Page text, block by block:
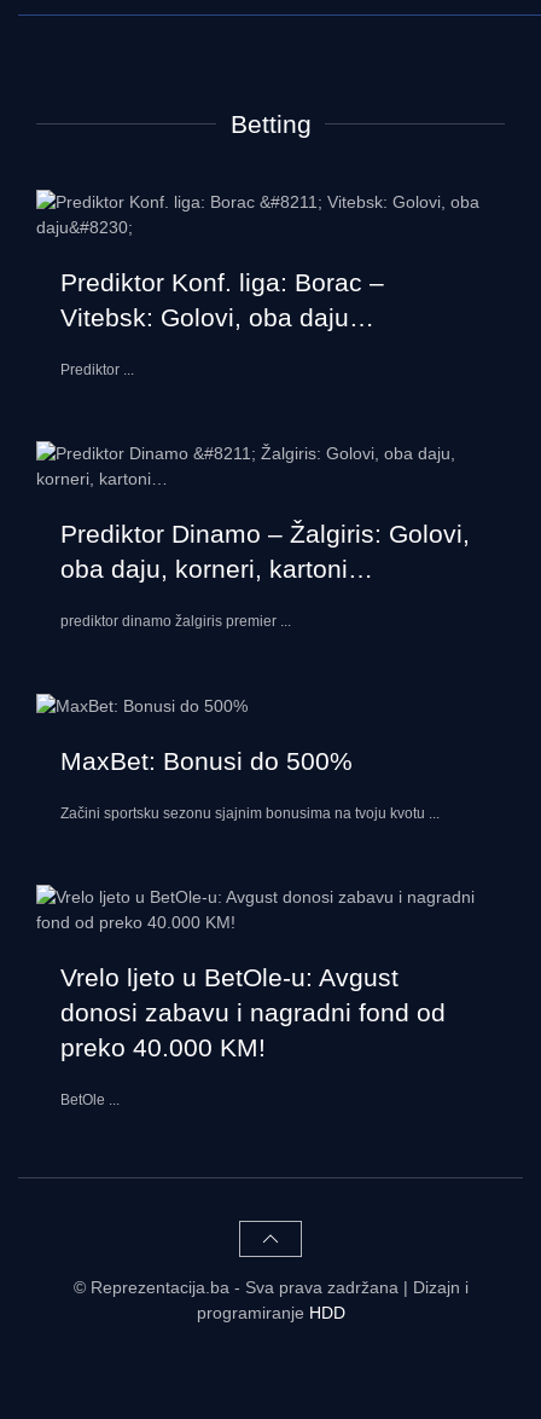
Betting
Prediktor Konf. liga: Borac –
Vitebsk: Golovi, oba daju…
Prediktor ...
Prediktor Dinamo – Žalgiris: Golovi,
oba daju, korneri, kartoni…
prediktor dinamo žalgiris premier ...
MaxBet: Bonusi do 500%
Začini sportsku sezonu sjajnim bonusima na tvoju kvotu ...
Vrelo ljeto u BetOle-u: Avgust
donosi zabavu i nagradni fond od
preko 40.000 KM!
BetOle ...
© Reprezentacija.ba - Sva prava zadržana | Dizajn i
programiranje HDD